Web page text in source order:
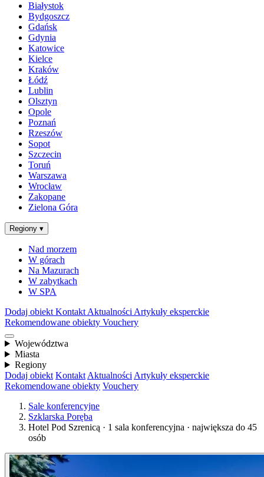
Białystok
Bydgoszcz
Gdańsk
Gdynia
Katowice
Kielce
Kraków
Łódź
Lublin
Olsztyn
Opole
Poznań
Rzeszów
Sopot
Szczecin
Toruń
Warszawa
Wrocław
Zakopane
Zielona Góra
Regiony ▾
Nad morzem
W górach
Na Mazurach
W zabytkach
W SPA
Dodaj obiekt Kontakt Aktualności Artykuły eksperckie
Rekomendowane obiekty Vouchery
Województwa
Miasta
Regiony
Dodaj obiekt Kontakt Aktualności Artykuły eksperckie
Rekomendowane obiekty Vouchery
Sale konferencyjne
Szklarska Poręba
Hotel Pod Szrenicą · 1 sala konferencyjna · największa do 45
osób